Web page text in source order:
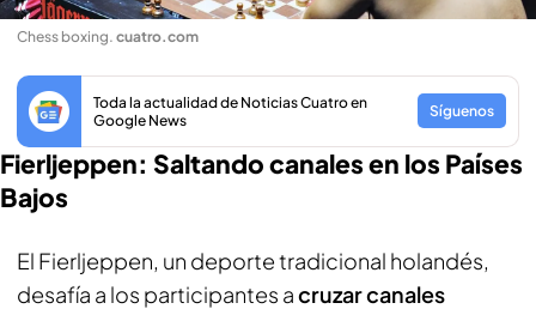
Chess boxing. cuatro.com
Toda la actualidad de Noticias Cuatro en
Google News
Síguenos
Fierljeppen: Saltando canales en los Países
Bajos
El Fierljeppen, un deporte tradicional holandés,
desafía a los participantes acruzar canales